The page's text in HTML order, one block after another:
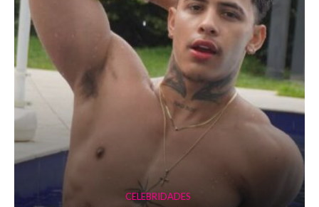
CELEBRIDADES